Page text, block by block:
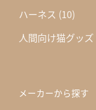
ハーネス (10)
人間向け猫グッズ
メーカーから探す